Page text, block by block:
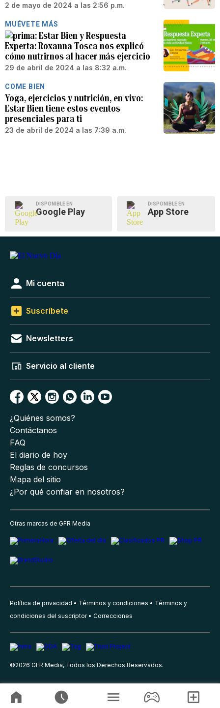
2 de mayo de 2024 a las 2:56 p.m.
MUÉVETE MÁS
Estar Bien y Respuesta
Experta: Roxanna Tosca nos explicó
cómo nutrirnos al hacer más ejercicio
29 de abril de 2024 a las 8:32 a.m.
COME BIEN
Yoga, ejercicios y nutrición, en vivo:
Estar Bien tiene estos eventos
presenciales para ti
23 de abril de 2024 a las 7:39 a.m.
DISPONIBLE EN
Google Play
DISPONIBLE EN
App Store
Mi cuenta
Suscríbete
Newsletters
Servicio al cliente
¿Quiénes somos?
Contáctanos
FAQ
El diario de hoy
Reglas de concursos
Mapa del sitio
¿Por qué confiar en nosotros?
Otras marcas de GFR Media
Política de privacidad Términos y condiciones
Términos y
condiciones del suscriptor
Correcciones
©2026 GFR Media, Todos los Derechos Reservados.